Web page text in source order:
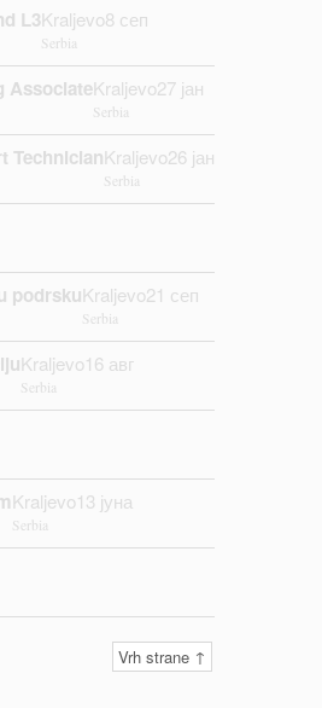
L3Kraljevo
Serbia
8 сеп
AssociateKraljevo
Serbia
27 јан
TechnicianKraljevo
Serbia
26 јан
podrskuKraljevo
Serbia
21 сеп
Kraljevo
Serbia
16 авг
Kraljevo
Serbia
13 јуна
Vrh strane ↑